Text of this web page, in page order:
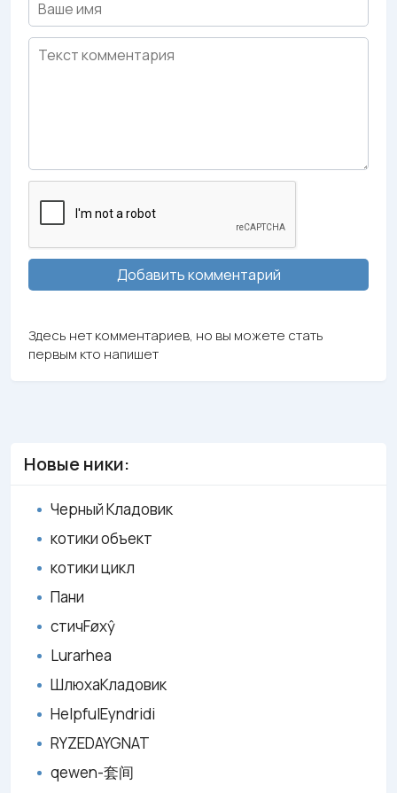
Добавить комментарий
Здесь нет комментариев, но вы можете стать
первым кто напишет
Новые ники:
Черный Кладовик
котики объект
котики цикл
Пани
стичFøxŷ
Lurarhea
ШлюхаКладовик
HelpfulEyndridi
RYZEDAYGNAT
qewen-套间